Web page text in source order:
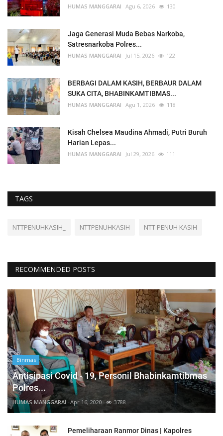
HUMAS MANGGARAI Agu 6, 2026 130
Jaga Generasi Muda Bebas Narkoba,
Satresnarkoba Polres...
HUMAS MANGGARAI Jul 15, 2026 122
BERBAGI DALAM KASIH, BERBAUR DALAM
SUKA CITA, BHABINKAMTIBMAS...
HUMAS MANGGARAI Agu 1, 2026 118
Kisah Chelsea Maudina Ahmadi, Putri Buruh
Harian Lepas...
HUMAS MANGGARAI Jul 29, 2026 111
TAGS
NTTPENUHKASIH_ NTTPENUHKASIH NTT PENUH KASIH
RECOMMENDED POSTS
Binmas
Antisipasi Covid - 19, Personil Bhabinkamtibmas
Polres...
HUMAS MANGGARAI Apr 16, 2020 3788
Pemeliharaan Ranmor Dinas | Kapolres